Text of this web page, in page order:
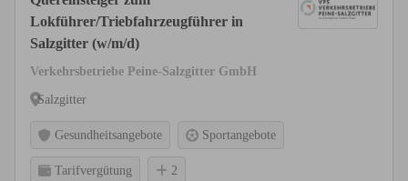
Lokführer/Triebfahrzeugführer in
Salzgitter (w/m/d)
Verkehrsbetriebe Peine-Salzgitter GmbH
Salzgitter
Gesundheitsangebote Sportangebote
Tarifvergütung 2